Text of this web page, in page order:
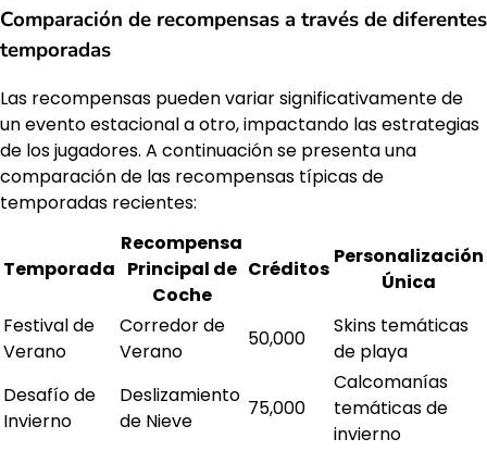
Comparación de recompensas a través de diferentes
temporadas
Las recompensas pueden variar significativamente de
un evento estacional a otro, impactando las estrategias
de los jugadores. A continuación se presenta una
comparación de las recompensas típicas de
temporadas recientes:
Temporada
Recompensa
Principal de
Coche
Créditos
Personalización
Única
Festival de
Verano
Corredor de
Verano
50,000
Skins temáticas
de playa
Desafío de
Invierno
Deslizamiento
de Nieve
75,000
Calcomanías
temáticas de
invierno